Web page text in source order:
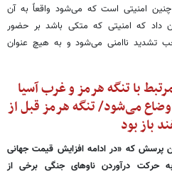
امنیتی است که می‌شود واقعاً به آن
روزه اخیر نشان داد که امنیتی که متکی باشد بر حضور
تشدید ناامنی می‌شود و به هیچ عنوان
با تنگه هرمز و غرب آسیا
می‌شود/ تنگه هرمز قبل از
پرسش که «در ادامه افزایش قیمت جهانی
حرکت درآوردن ناوهای جنگی برخی از